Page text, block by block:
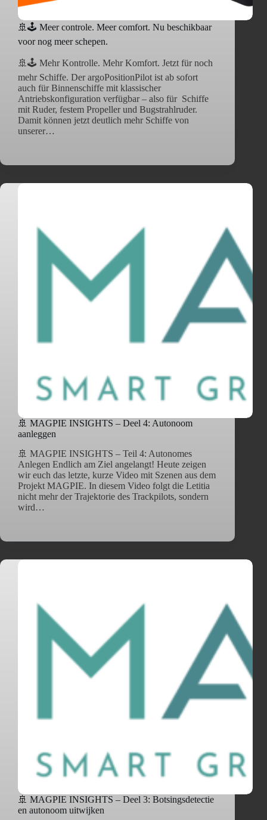
🚢🕹️ Meer controle. Meer comfort. Nu beschikbaar
voor nog meer schepen.
🚢🕹️ Mehr Kontrolle. Mehr Komfort. Jetzt für noch
mehr Schiffe. Der argoPositionPilot ist ab sofort
auch für Binnenschiffe mit klassischer
Antriebskonfiguration verfügbar – also für Schiffe
mit Ruder, festem Propeller und Bugstrahlruder.
Damit können jetzt deutlich mehr Schiffe von
unserer…
🚢 MAGPIE INSIGHTS – Deel 4: Autonoom
aanleggen
🚢 MAGPIE INSIGHTS – Teil 4: Autonomes
Anlegen Endlich am Ziel angelangt! Heute zeigen
wir euch das letzte, kurze Video mit Szenen aus dem
Projekt MAGPIE. In diesem Video folgt die Letitia
nicht mehr der Trajektorie des Trackpilots, sondern
wird…
🚢 MAGPIE INSIGHTS – Deel 3: Botsingsdetectie
en autonoom uitwijken